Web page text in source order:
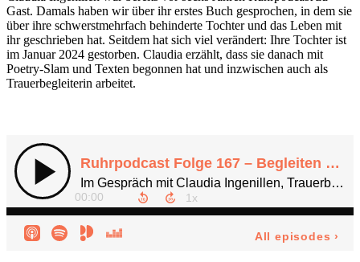
Gast. Damals haben wir über ihr erstes Buch gesprochen, in dem sie
über ihre schwerstmehrfach behinderte Tochter und das Leben mit
ihr geschrieben hat. Seitdem hat sich viel verändert: Ihre Tochter ist
im Januar 2024 gestorben. Claudia erzählt, dass sie danach mit
Poetry-Slam und Texten begonnen hat und inzwischen auch als
Trauerbegleiterin arbeitet.